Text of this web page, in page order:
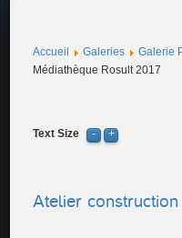
Accueil Galeries Galerie
Médiathèque Rosult 2017
Text Size
Atelier